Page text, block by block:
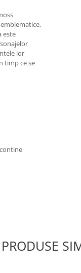
este
lor
timp ce se
PRODUSE